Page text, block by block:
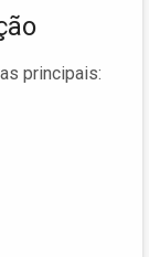
principais: